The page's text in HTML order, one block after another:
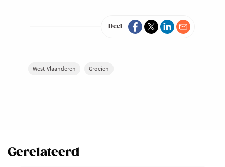
Deel
West-Vlaanderen Groeien
Gerelateerd